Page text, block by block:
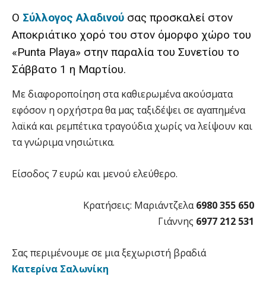
Ο Σύλλογος Αλαδινού σας προσκαλεί στον
Αποκριάτικο χορό του στον όμορφο χώρο του
«Punta Playa» στην παραλία του Συνετίου το
Σάββατο 1 η Μαρτίου.
Με διαφοροποίηση στα καθιερωμένα ακούσματα
εφόσον η ορχήστρα θα μας ταξιδέψει σε αγαπημένα
λαϊκά και ρεμπέτικα τραγούδια χωρίς να λείψουν και
τα γνώριμα νησιώτικα.
Είσοδος 7 ευρώ και μενού ελεύθερο.
Κρατήσεις: Μαριάντζελα6980 355 650
Γιάννης 6977 212 531
Σας περιμένουμε σε μια ξεχωριστή βραδιά
Κατερίνα Σαλωνίκη